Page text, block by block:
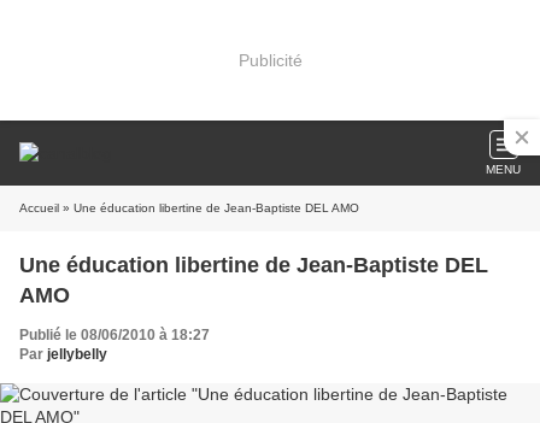
Publicité
MENU
Accueil » Une éducation libertine de Jean-Baptiste DEL AMO
Une éducation libertine de Jean-Baptiste DEL
AMO
Publié le 08/06/2010 à 18:27
Par jellybelly